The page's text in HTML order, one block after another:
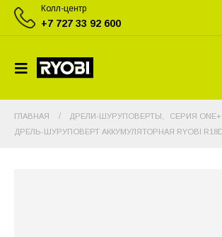
Колл-центр
+7 727 33 92 600
ГЛАВНАЯ ДРЕЛИ-ШУРУПОВЕРТЫ
СЕРИЯ ONE+
ДРЕЛЬ-ШУРУПОВЕРТ АККУМУЛЯТОРНАЯ RYOBI